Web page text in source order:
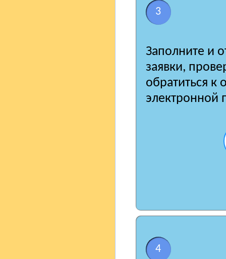
3
Заполните и
заявки,
обратиться к
электронной
4